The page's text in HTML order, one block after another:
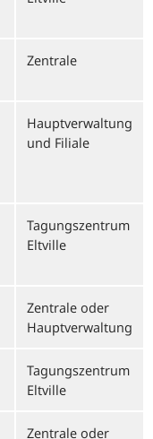
Zentrale
Hauptverwaltung
und Filiale
Tagungszentrum
Eltville
Zentrale oder
Haupt­verwaltung
Tagungs­zentrum
Eltville
Zentrale oder